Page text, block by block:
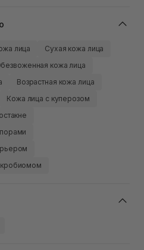
лица
Сухая кожа лица
кожа лица
Возрастная кожа лица
Кожа лица с куперозом